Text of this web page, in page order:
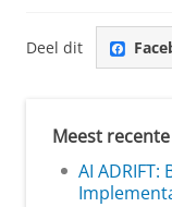
Deel dit
Meest
AI